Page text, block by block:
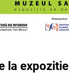
la expozitie